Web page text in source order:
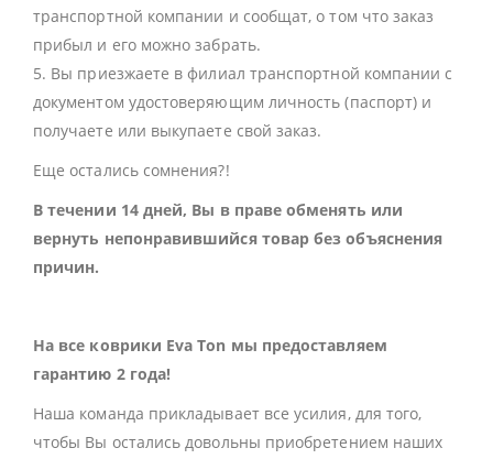
транспортной компании и сообщат, о том что заказ
прибыл и его можно забрать.
5. Вы приезжаете в филиал транспортной компании с
документом удостоверяющим личность (паспорт) и
получаете или выкупаете свой заказ.
Еще остались сомнения?!
В течении 14 дней, Вы в праве обменять или
вернуть непонравившийся товар без объяснения
причин.
На все коврики Eva Ton мы предоставляем
гарантию 2 года!
Наша команда прикладывает все усилия, для того,
чтобы Вы остались довольны приобретением наших